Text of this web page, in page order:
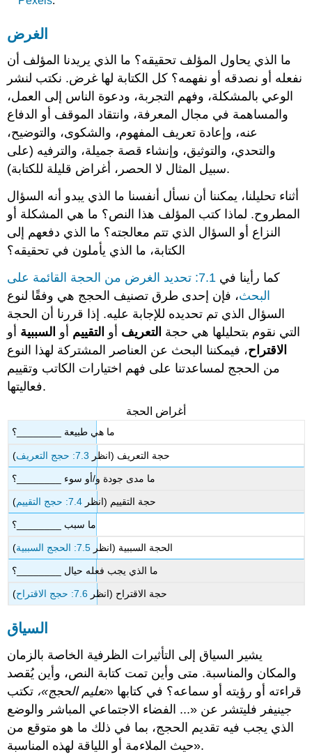
الغرض
ما الذي يحاول المؤلف تحقيقه؟ ما الذي يريدنا المؤلف أن
نفعله أو نصدقه أو نفهمه؟ كل الكتابة لها غرض. نكتب لنشر
الوعي بالمشكلة، وفهم التجربة، ودعوة الناس إلى العمل،
والمساهمة في مجال المعرفة، وانتقاد الموقف أو الدفاع
عنه، وإعادة تعريف المفهوم، والشكوى، والتوضيح،
والتحدي، والتوثيق، وإنشاء قصة جميلة، والترفيه (على
سبيل المثال لا الحصر، أغراض قليلة للكتابة).
أثناء تحليلنا، يمكننا أن نسأل أنفسنا ما الذي يبدو أنه السؤال
المطروح. لماذا كتب المؤلف هذا النص؟ ما هي المشكلة أو
النزاع أو السؤال الذي تتم معالجته؟ ما الذي دفعهم إلى
الكتابة، ما الذي يأملون في تحقيقه؟
كما رأينا في
7.1: تحديد الغرض من الحجة القائمة على
البحث، فإن إحدى طرق تصنيف الحجج هي وفقًا لنوع
السؤال الذي تم تحديده للإجابة عليه. إذا قررنا أن الحجة
التي نقوم بتحليلها هي حجة التعريف أو التقييم أو السببية أو
الاقتراح، فيمكننا البحث عن العناصر المشتركة لهذا النوع
من الحجج لمساعدتنا على فهم اختيارات الكاتب وتقييم
فعاليتها.
أغراض الحجة
ما هي طبيعة ________؟
حجة التعريف (انظر 7.3: حجج التعريف )
ما مدى جودة و/أو سوء ________؟
حجة التقييم (انظر 7.4: حجج التقييم )
ما سبب ________؟
الحجة السببية (انظر 7.5: الحجج السببية )
ما الذي يجب فعله حيال ________؟
حجة الاقتراح (انظر 7.6: حجج الاقتراح )
السياق
يشير السياق إلى التأثيرات الظرفية الخاصة بالزمان
والمكان والمناسبة. متى وأين تمت كتابة النص، وأين يُقصد
قراءته أو رؤيته أو سماعه؟ في كتابها «تعليم الحجج»، تكتب
جينيفر فليتشر عن «... الفضاء الاجتماعي المباشر والوضع
الذي يجب فيه تقديم الحجج، بما في ذلك ما هو متوقع من
حيث الملاءمة أو اللياقة لهذه المناسبة».